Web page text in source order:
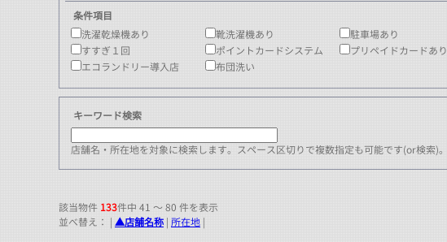
条件項目
洗濯乾燥機あり
靴洗濯機あり 駐車場あり
すすぎ１回
ポイントカードシステム プリペイドカードあり
エコランドリー導入店
布団洗い
キーワード検索
店舗名・所在地を対象に検索します。スペース区切りで複数指定も可能です(or検索)。
該当物件 133件中 41 ～ 80 件を表示
並べ替え： | ▲店舗名称 | 所在地 |